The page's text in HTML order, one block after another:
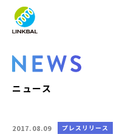
WHO WE ARE
SERVICE
JP
ニュース
2017.08.09 プレスリリース